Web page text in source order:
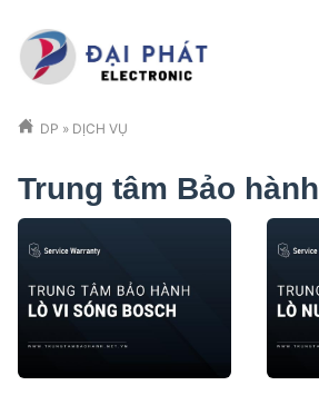
DP » DỊCH VỤ
Trung tâm Bảo hành